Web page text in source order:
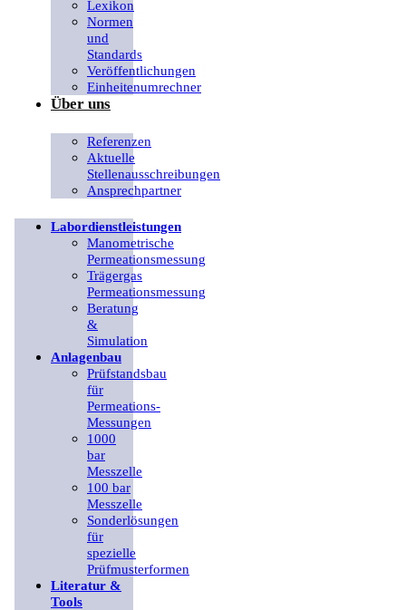
Lexikon
Normen
und
Standards
Veröffentlichungen
Einheitenumrechner
Über uns
Referenzen
Aktuelle
Stellenausschreibungen
Ansprechpartner
Labordienstleistungen
Manometrische
Permeationsmessung
Trägergas
Permeationsmessung
Beratung
&
Simulation
Anlagenbau
Prüfstandsbau
für
Permeations-
Messungen
1000
bar
Messzelle
100 bar
Messzelle
Sonderlösungen
für
spezielle
Prüfmusterformen
Literatur &
Tools